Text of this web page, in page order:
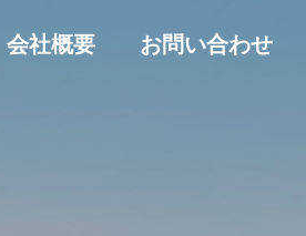
会社概要 お問い合わせ